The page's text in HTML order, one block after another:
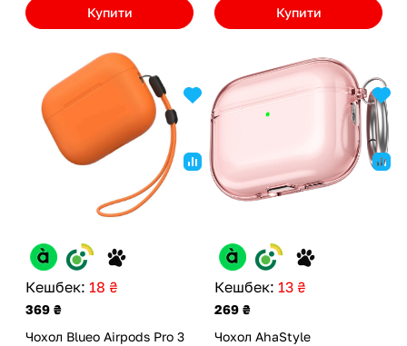
Купити Купити
Кешбек: 18 ₴
369 ₴
Чохол Blueo Airpods Pro 3
Кешбек: 13 ₴
269 ₴
Чохол AhaStyle